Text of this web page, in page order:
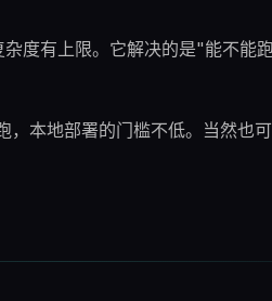
杂度有上限。它解决的是"能不
本地部署的门槛不低。当然也